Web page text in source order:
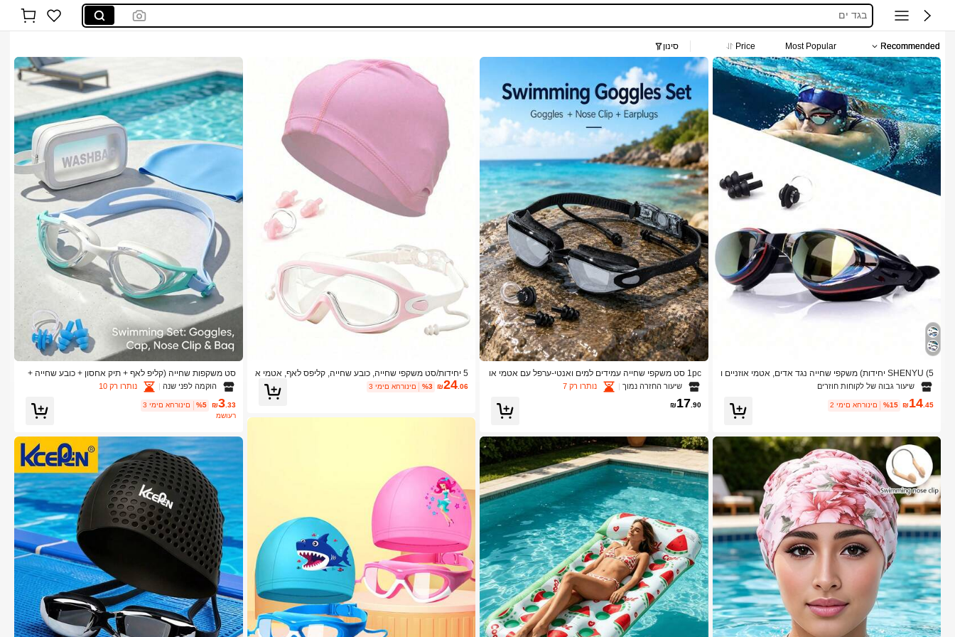
חצאיות
סקוישים
anewsta שמלות
Recommended
Most Popular
Price סינון
SHENYU (5 יחידות) משקפי שחייה נגד אדים, אטמי אוזניים ו
סט קליפסים לאף, פריטי חוף חיוניים, אביזרי חוף, מצופים לברי
כה
שיעור גבוה של לקוחות חוזרים
₪14 .45
%15 2 ימים אחרונים
1pc סט משקפי שחייה עמידים למים ואנטי-ערפל עם אטמי או
ורה, מתאימים לבריכות שחייה ולמים פתוחים
שיעור החזרה נמוך נותרו רק 7
₪17 .90
5 יחידות/סט משקפי שחייה, כובע שחייה, קליפס לאף, אטמי א
וזניים סט ציוד שחייה
₪24 .06
%3 3 ימים אחרונים
סט משקפות שחייה (קליפ לאף + תיק אחסון + כובע שחייה +
משקפות) משקפות שחייה יוניסקס, עמידות למים נגד ערפול, ע
יצוב משודרג חדש, שדה ראייה רחב נגד ערפול חסין דליפה, מ
תאים לחופשת חוף, מסיבת שחייה
הוקמה לפני שנה נותרו רק 10
₪3.33
%5
3 ימים אחרונים
משוער